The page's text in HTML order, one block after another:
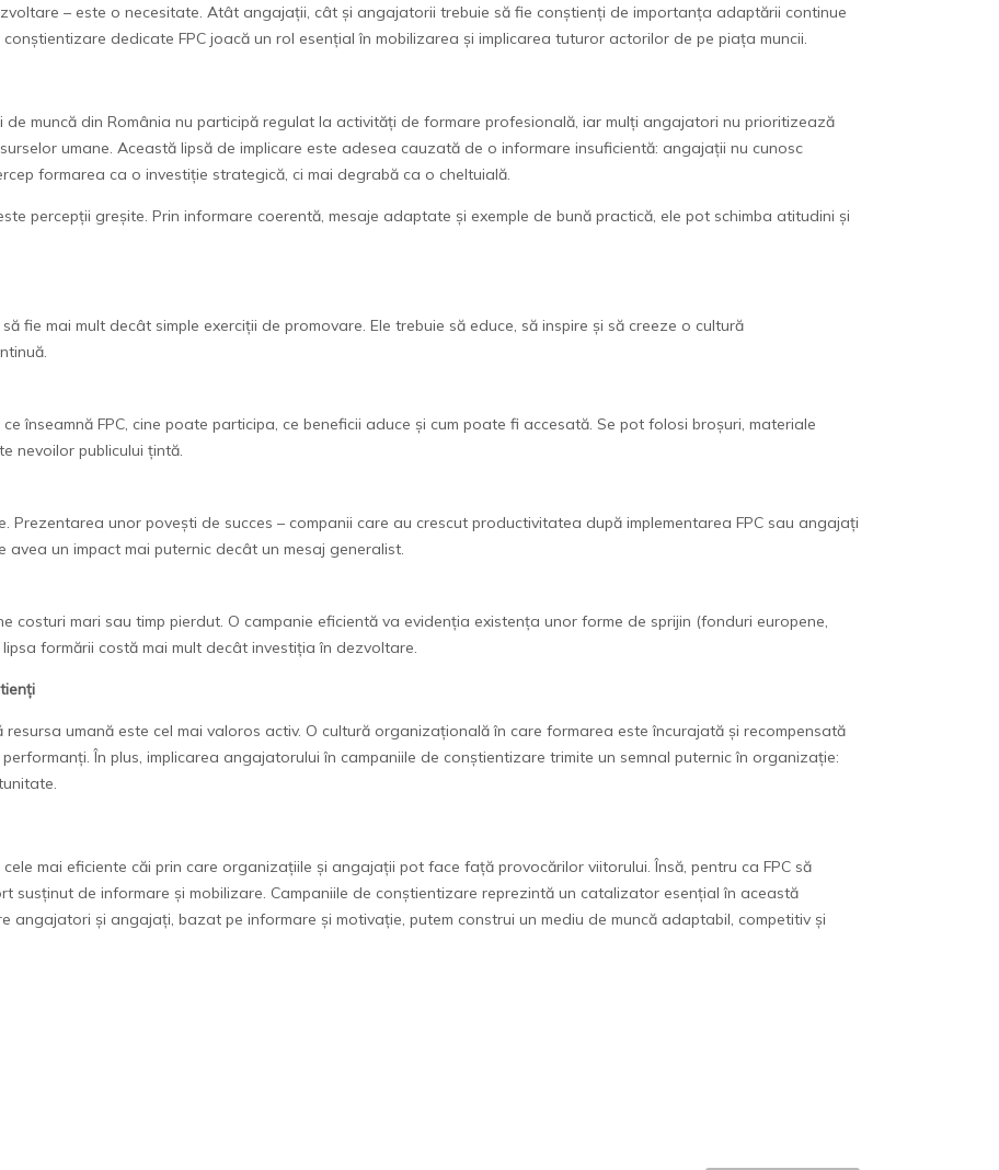
– este o necesitate. Atât angajații, cât și angajatorii trebuie să fie conștienți de importanța adaptării continue
dedicate FPC joacă un rol esențial în mobilizarea și implicarea tuturor actorilor de pe piața muncii.
muncă din România nu participă regulat la activități de formare profesională, iar mulți angajatori nu prioritizează
umane. Această lipsă de implicare este adesea cauzată de o informare insuficientă: angajații nu cunosc
formarea ca o investiție strategică, ci mai degrabă ca o cheltuială.
percepții greșite. Prin informare coerentă, mesaje adaptate și exemple de bună practică, ele pot schimba atitudini și
fie mai mult decât simple exerciții de promovare. Ele trebuie să educe, să inspire și să creeze o cultură
înseamnă FPC, cine poate participa, ce beneficii aduce și cum poate fi accesată. Se pot folosi broșuri, materiale
nevoilor publicului țintă.
unor povești de succes – companii care au crescut productivitatea după implementarea FPC sau angajați
un impact mai puternic decât un mesaj generalist.
costuri mari sau timp pierdut. O campanie eficientă va evidenția existența unor forme de sprijin (fonduri europene,
formării costă mai mult decât investiția în dezvoltare.
umană este cel mai valoros activ. O cultură organizațională în care formarea este încurajată și recompensată
În plus, implicarea angajatorului în campaniile de conștientizare trimite un semnal puternic în organizație:
mai eficiente căi prin care organizațiile și angajații pot face față provocărilor viitorului. Însă, pentru ca FPC să
susținut de informare și mobilizare. Campaniile de conștientizare reprezintă un catalizator esențial în această
și angajați, bazat pe informare și motivație, putem construi un mediu de muncă adaptabil, competitiv și